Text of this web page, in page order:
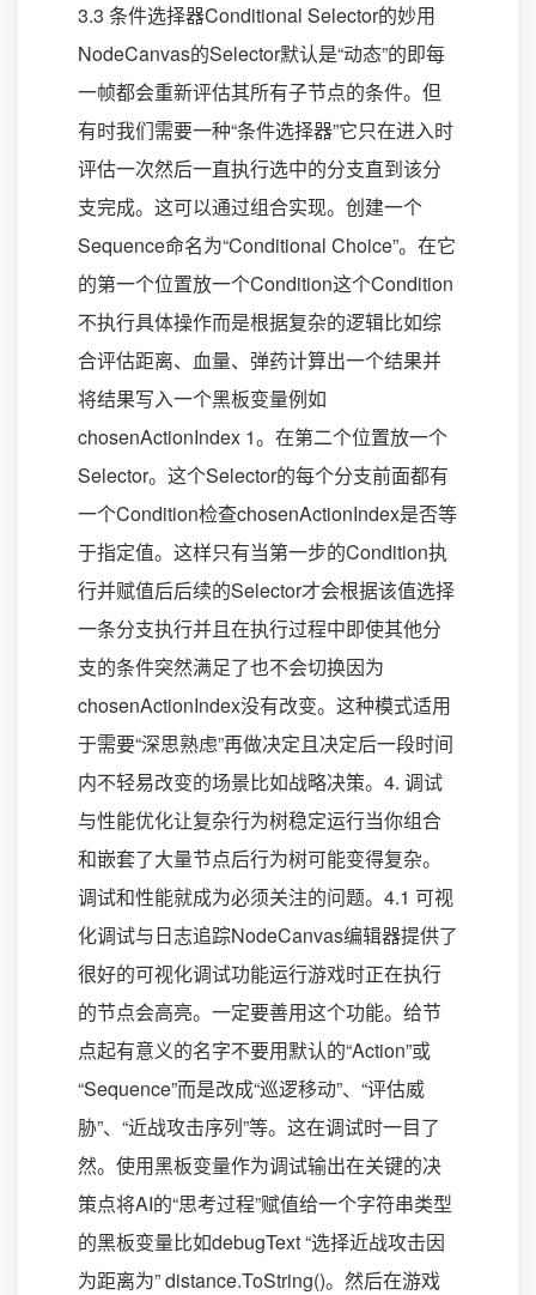
3.3 条件选择器Conditional Selector的妙用
NodeCanvas的Selector默认是“动态”的即每
一帧都会重新评估其所有子节点的条件。但
有时我们需要一种“条件选择器”它只在进入时
评估一次然后一直执行选中的分支直到该分
支完成。这可以通过组合实现。创建一个
Sequence命名为“Conditional Choice”。在它
的第一个位置放一个Condition这个Condition
不执行具体操作而是根据复杂的逻辑比如综
合评估距离、血量、弹药计算出一个结果并
将结果写入一个黑板变量例如
chosenActionIndex 1。在第二个位置放一个
Selector。这个Selector的每个分支前面都有
一个Condition检查chosenActionIndex是否等
于指定值。这样只有当第一步的Condition执
行并赋值后后续的Selector才会根据该值选择
一条分支执行并且在执行过程中即使其他分
支的条件突然满足了也不会切换因为
chosenActionIndex没有改变。这种模式适用
于需要“深思熟虑”再做决定且决定后一段时间
内不轻易改变的场景比如战略决策。4. 调试
与性能优化让复杂行为树稳定运行当你组合
和嵌套了大量节点后行为树可能变得复杂。
调试和性能就成为必须关注的问题。4.1 可视
化调试与日志追踪NodeCanvas编辑器提供了
很好的可视化调试功能运行游戏时正在执行
的节点会高亮。一定要善用这个功能。给节
点起有意义的名字不要用默认的“Action”或
“Sequence”而是改成“巡逻移动”、“评估威
胁”、“近战攻击序列”等。这在调试时一目了
然。使用黑板变量作为调试输出在关键的决
策点将AI的“思考过程”赋值给一个字符串类型
的黑板变量比如debugText “选择近战攻击因
为距离为” distance.ToString()。然后在游戏